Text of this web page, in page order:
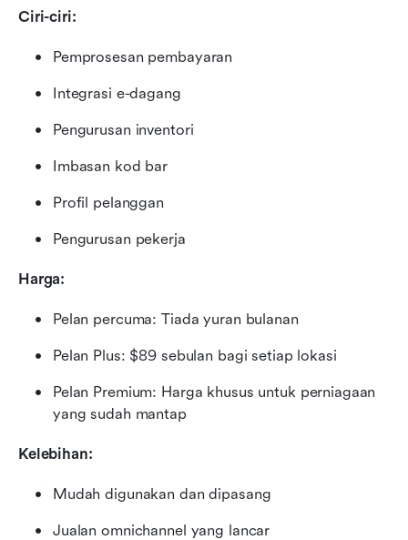
Ciri-ciri:
Pemprosesan pembayaran
Integrasi e-dagang
Pengurusan inventori
Imbasan kod bar
Profil pelanggan
Pengurusan pekerja
Harga:
Pelan percuma: Tiada yuran bulanan
Pelan Plus: $89 sebulan bagi setiap lokasi
Pelan Premium: Harga khusus untuk perniagaan
yang sudah mantap
Kelebihan:
Mudah digunakan dan dipasang
Jualan omnichannel yang lancar